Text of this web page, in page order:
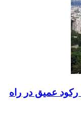
عمیق در راه